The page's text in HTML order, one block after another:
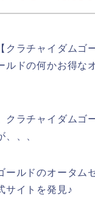
クラチャイダムゴ
ルドの何かお得な
クラチャイダムゴ
、、
ールドのオータム
サイトを発見♪